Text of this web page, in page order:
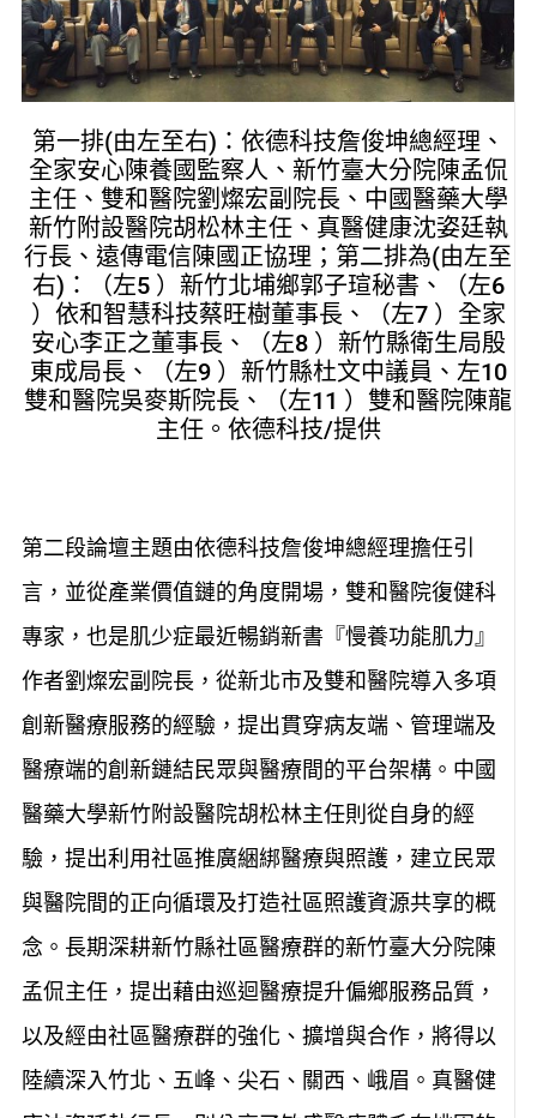
第一排(由左至右)：依德科技詹俊坤總經理、
全家安心陳養國監察人、新竹臺大分院陳孟侃
主任、雙和醫院劉燦宏副院長、中國醫藥大學
新竹附設醫院胡松林主任、真醫健康沈姿廷執
行長、遠傳電信陳國正協理；第二排為(由左至
右)：（左5 ）新竹北埔鄉郭子瑄秘書、（左6
）依和智慧科技蔡旺樹董事長、（左7 ）全家
安心李正之董事長、（左8 ）新竹縣衛生局殷
東成局長、（左9 ）新竹縣杜文中議員、左10
雙和醫院吳麥斯院長、（左11 ）雙和醫院陳龍
主任。依德科技/提供
第二段論壇主題由依德科技詹俊坤總經理擔任引
言，並從產業價值鏈的角度開場，雙和醫院復健科
專家，也是肌少症最近暢銷新書『慢養功能肌力』
作者劉燦宏副院長，從新北市及雙和醫院導入多項
創新醫療服務的經驗，提出貫穿病友端、管理端及
醫療端的創新鏈結民眾與醫療間的平台架構。中國
醫藥大學新竹附設醫院胡松林主任則從自身的經
驗，提出利用社區推廣綑綁醫療與照護，建立民眾
與醫院間的正向循環及打造社區照護資源共享的概
念。長期深耕新竹縣社區醫療群的新竹臺大分院陳
孟侃主任，提出藉由巡迴醫療提升偏鄉服務品質，
以及經由社區醫療群的強化、擴增與合作，將得以
陸續深入竹北、五峰、尖石、關西、峨眉。真醫健